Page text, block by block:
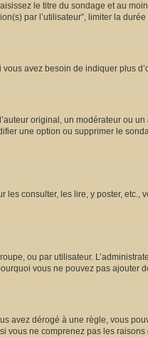
le titre du sondage et au
par l’utilisateur”, limiter la
avez besoin de indiquer plus
original, un modérateur ou
une option ou supprimer le
consulter, les lire, y poster,
ou par utilisateur.
vous ne pouvez pas ajouter
dérogé à une règle, vous
vous ne comprenez pas les